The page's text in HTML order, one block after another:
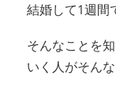
結婚して1週間
そんなことを
いく人がそん